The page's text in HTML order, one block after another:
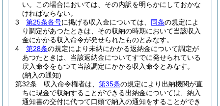
い。
この場合においては、その内訳を明らかにしておかな
ければならない。
3
第25条各号に掲げる収入金については、 同条の規定によ
り調定があつたときは、その収納の時期において当該収入
金にかかる収入命令が発せられたものとみなす。
4
第28条の規定により未納にかかる返納金について調定が
あつたときは、当該返納金についてすでに発せられている
戻入命令をもつて当該調定にかかる収入命令とみなす。
(納入の通知)
第32条
収入命令権者は、 第35条の規定により出納機関が直
ちに現金で収納することができる出納金については、納入
通知書の交付に代つて口頭で納入の通知をすることができ